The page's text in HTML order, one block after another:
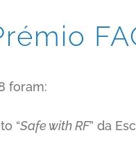
foram:
“Safe with RF” da